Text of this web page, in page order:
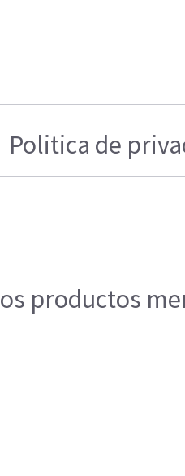
Politica de
productos